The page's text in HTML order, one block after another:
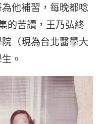
他補習，每晚都唸
的苦讀，王乃弘終
（現為台北醫學大
。